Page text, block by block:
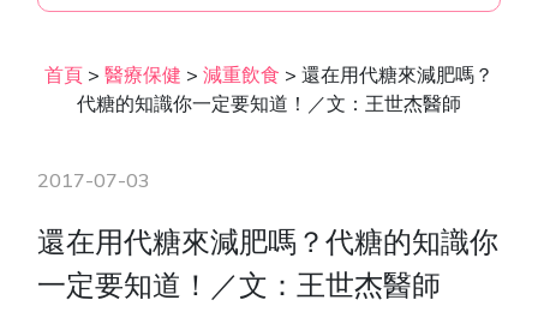
首頁 > 醫療保健 > 減重飲食 > 還在用代糖來減肥嗎？
代糖的知識你一定要知道！／文：王世杰醫師
2017-07-03
還在用代糖來減肥嗎？代糖的知識你
一定要知道！／文：王世杰醫師